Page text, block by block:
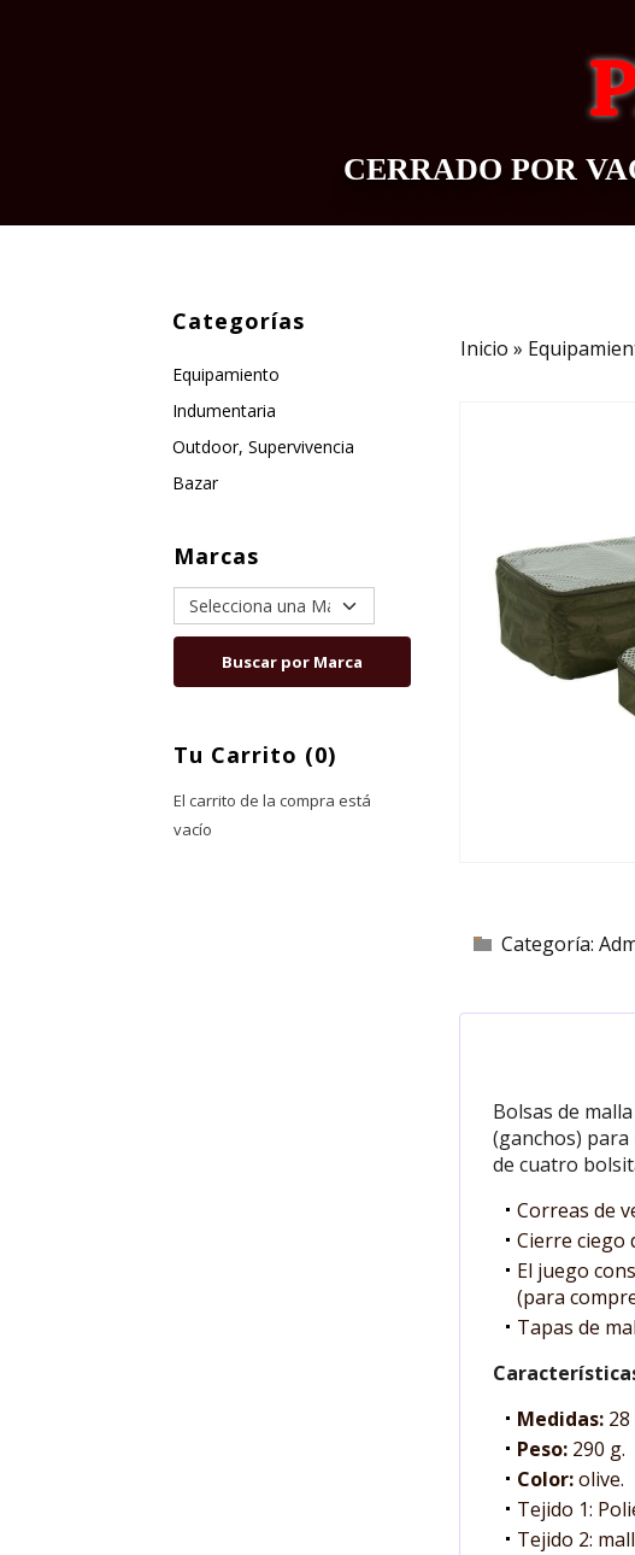
CERRADO POR
Categorías
Equipamiento
Indumentaria
Outdoor, Supervivencia
Bazar
Marcas
Tu Carrito (0)
El carrito de la compra está
vacío
Inicio »
Categoría:
Bolsas de
(ganchos)
de cuatro
Correas de
Cierre ciego
El juego
(para
Tapas de
Medidas: 28
Peso: 290 g.
Color:olive.
Tejido 1:
Tejido 2: